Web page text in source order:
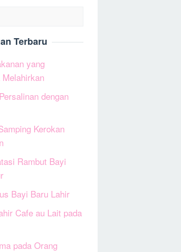
Terbaru
yang
dengan
Kerokan
Rambut Bayi
Bayi Baru Lahir
Cafe au Lait pada
pada Orang